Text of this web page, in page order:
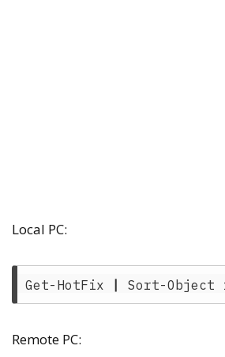
Local PC:
Get-HotFix | Sort-Object
Remote PC: